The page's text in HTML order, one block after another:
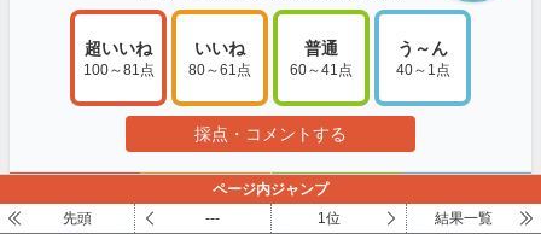
超いいね
100～81点
いいね
80～61点
普通
60～41点
う～ん
40～1点
採点・コメントする
高評価のコメント 中・低評価のコメント
ページ内ジャンプ
先頭
--- 1位 結果一覧